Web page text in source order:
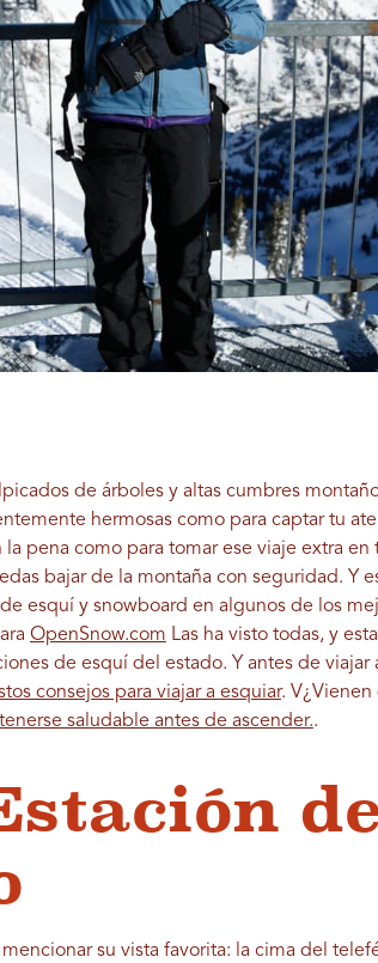
de árboles y altas cumbres
hermosas como para captar tu
pena como para tomar ese viaje extra
bajar de la montaña con seguridad. Y
esquí y snowboard en algunos de los
OpenSnow.com Las ha visto todas, y
de esquí del estado. Y antes de viajar
consejos para viajar a esquiar. V¿Vienen
saludable antes de ascender..
su vista favorita: la cima del